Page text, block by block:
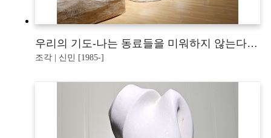
우리의 기도-나는 동료들을 미워하지 않는다 나는 사랑한다 나는 껴안는다 나는 연대한다
조각 | 신민 [1985-]